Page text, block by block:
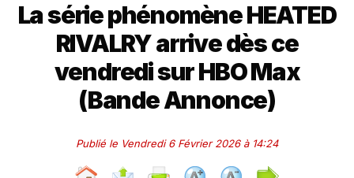
La série phénomène HEATED
RIVALRY arrive dès ce
vendredi sur HBO Max
(Bande Annonce)
Publié le Vendredi 6 Février 2026 à 14:24